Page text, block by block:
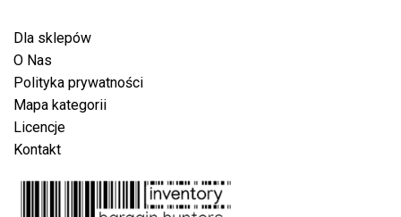
Dla sklepów
O Nas
Polityka prywatności
Mapa kategorii
Licencje
Kontakt